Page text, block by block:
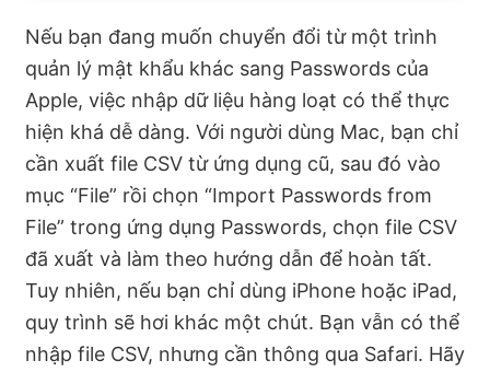
Nếu bạn đang muốn chuyển đổi từ một trình
quản lý mật khẩu khác sang Passwords của
Apple, việc nhập dữ liệu hàng loạt có thể thực
hiện khá dễ dàng. Với người dùng Mac, bạn chỉ
cần xuất file CSV từ ứng dụng cũ, sau đó vào
mục “File” rồi chọn “Import Passwords from
File” trong ứng dụng Passwords, chọn file CSV
đã xuất và làm theo hướng dẫn để hoàn tất.
Tuy nhiên, nếu bạn chỉ dùng iPhone hoặc iPad,
quy trình sẽ hơi khác một chút. Bạn vẫn có thể
nhập file CSV, nhưng cần thông qua Safari. Hãy